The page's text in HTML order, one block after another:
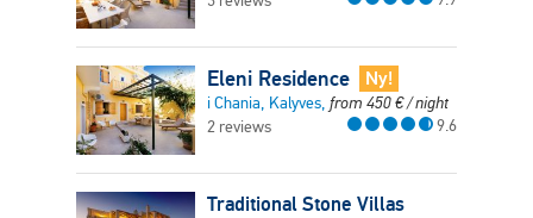
Eleni Residence Ny!
i Chania, Kalyves, from 450€/ night
2 reviews
9.6
Traditional Stone Villas